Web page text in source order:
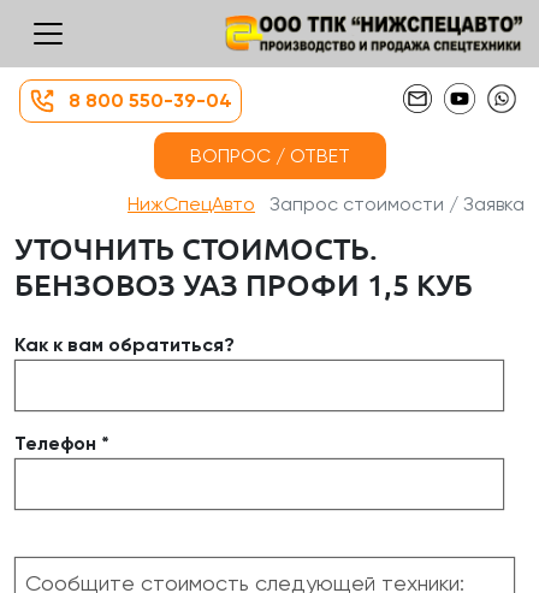
8 800 550-39-04
ВОПРОС / ОТВЕТ
НижСпецАвто Запрос стоимости / Заявка
УТОЧНИТЬ СТОИМОСТЬ.
БЕНЗОВОЗ УАЗ ПРОФИ 1,5 КУБ
Как к вам обратиться?
Телефон *